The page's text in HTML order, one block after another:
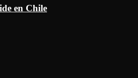
en Chile